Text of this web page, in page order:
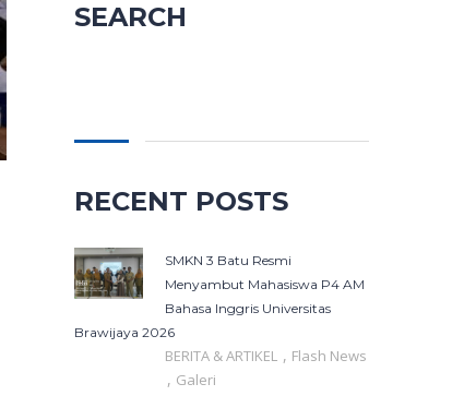
SEARCH
RECENT POSTS
SMKN 3 Batu Resmi
Menyambut Mahasiswa P4 AM
Bahasa Inggris Universitas
Brawijaya 2026
BERITA & ARTIKEL , Flash News
, Galeri